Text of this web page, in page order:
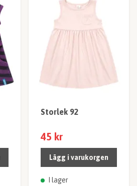
Storlek 92
45 kr
Lägg i varukorgen
I lager